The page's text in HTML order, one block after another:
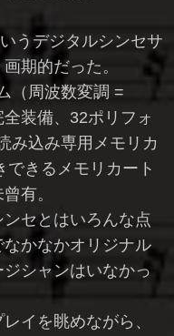
うデジタルシンセサ
期的だった。
（周波数変調 =
装備、32ポリフォ
み込み専用メモリカ
きるメモリカート
有。
セとはいろんな点
かなかオリジナル
シャンはいなかっ
イを眺めながら、